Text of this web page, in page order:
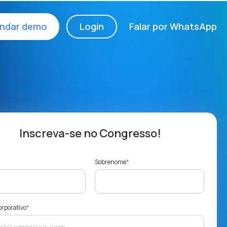
demo Login Falar por WhatsApp
Inscreva-se no Congresso!
Sobrenome*
*